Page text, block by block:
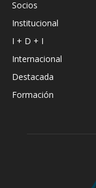
Socios
Institucional
I + D + I
Internacional
Destacada
Formación